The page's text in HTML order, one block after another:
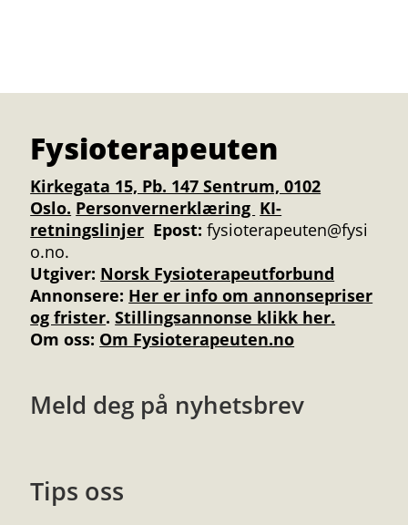
Fysioterapeuten
Kirkegata 15, Pb. 147 Sentrum, 0102
Oslo. Personvernerklæring KI-
retningslinjer Epost: fysioterapeuten@fysi
o.no.
Utgiver: Norsk Fysioterapeutforbund
Annonsere: Her er info om annonsepriser
og frister.Stillingsannonse klikk her.
Om oss: Om Fysioterapeuten.no
Meld deg på nyhetsbrev
Tips oss